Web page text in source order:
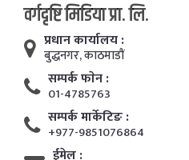
वर्गदृष्टि मिडिया प्रा. लि.
प्रधान कार्यालय :
बुद्धनगर, काठमाडाैं
सम्पर्क फाेन :
01-4785763
सम्पर्क मार्केटिङ :
+977-9851076864
ईमेल :